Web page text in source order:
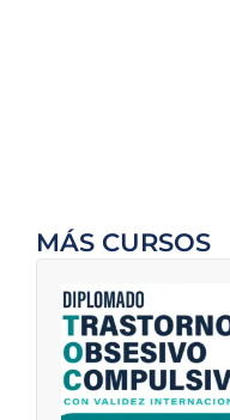
MÁS CURSOS